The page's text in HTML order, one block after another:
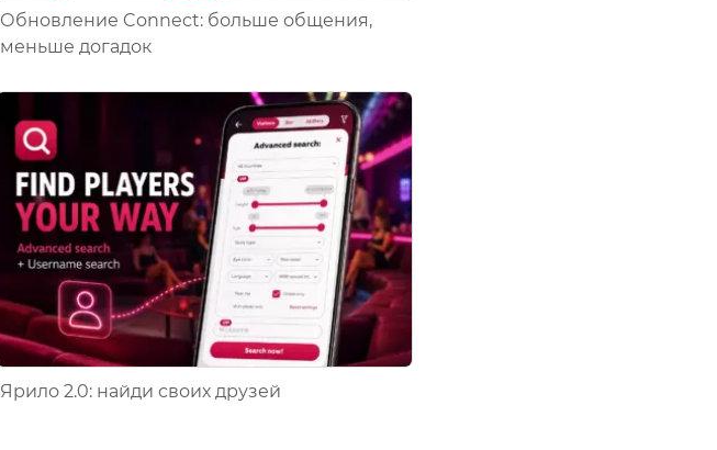
Обновление Connect: больше общения,
меньше догадок
Ярило 2.0: найди своих друзей